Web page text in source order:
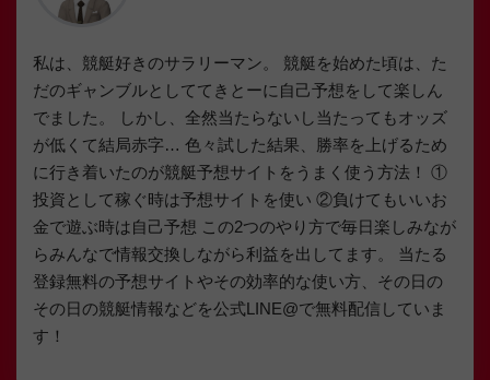
私は、競艇好きのサラリーマン。 競艇を始めた頃は、た
だのギャンブルとしててきとーに自己予想をして楽しん
でました。 しかし、全然当たらないし当たってもオッズ
が低くて結局赤字… 色々試した結果、勝率を上げるため
に行き着いたのが競艇予想サイトをうまく使う方法！ ①
投資として稼ぐ時は予想サイトを使い ②負けてもいいお
金で遊ぶ時は自己予想 この2つのやり方で毎日楽しみなが
らみんなで情報交換しながら利益を出してます。 当たる
登録無料の予想サイトやその効率的な使い方、その日の
その日の競艇情報などを公式LINE@で無料配信していま
す！